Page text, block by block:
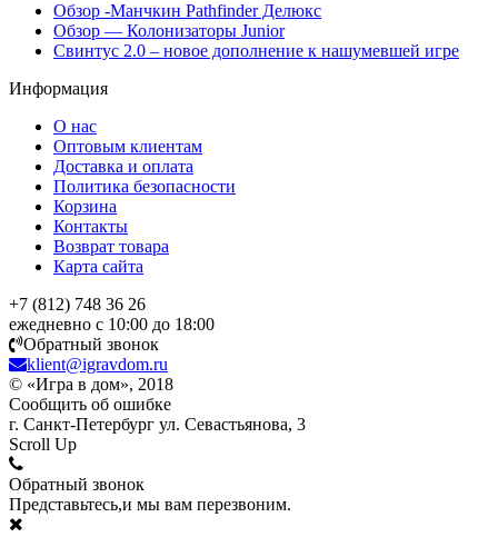
Обзор -Манчкин Pathfinder Делюкс
Обзор — Колонизаторы Junior
Свинтус 2.0 – новое дополнение к нашумевшей игре
Информация
О нас
Оптовым клиентам
Доставка и оплата
Политика безопасности
Корзина
Контакты
Возврат товара
Карта сайта
+7 (812) 748 36 26
ежедневно с 10:00 до 18:00
Обратный звонок
klient@igravdom.ru
© «Игра в дом», 2018
Сообщить об ошибке
г. Санкт-Петербург ул. Севастьянова, 3
Scroll Up
Обратный звонок
Представьтесь,и мы вам перезвоним.